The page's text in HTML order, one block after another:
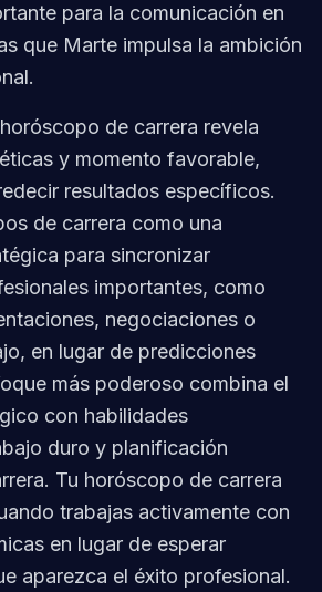
para la comunicación en
que Marte impulsa la ambición
de carrera revela
y momento favorable,
resultados específicos.
de carrera como una
para sincronizar
importantes, como
negociaciones o
en lugar de predicciones
más poderoso combina el
con habilidades
duro y planificación
Tu horóscopo de carrera
trabajas activamente con
en lugar de esperar
aparezca el éxito profesional.